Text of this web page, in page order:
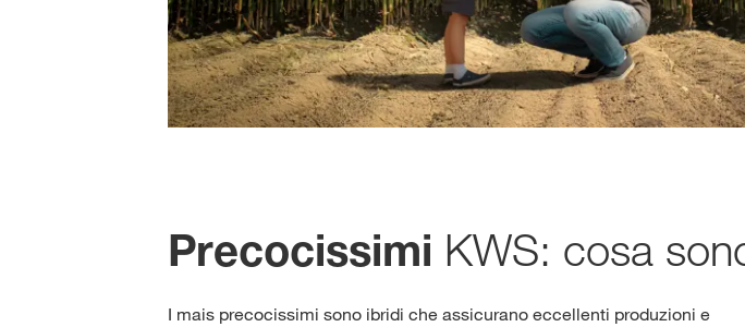
Precocissimi KWS: cosa
I mais precocissimi sono ibridi che assicurano eccellenti produzioni e